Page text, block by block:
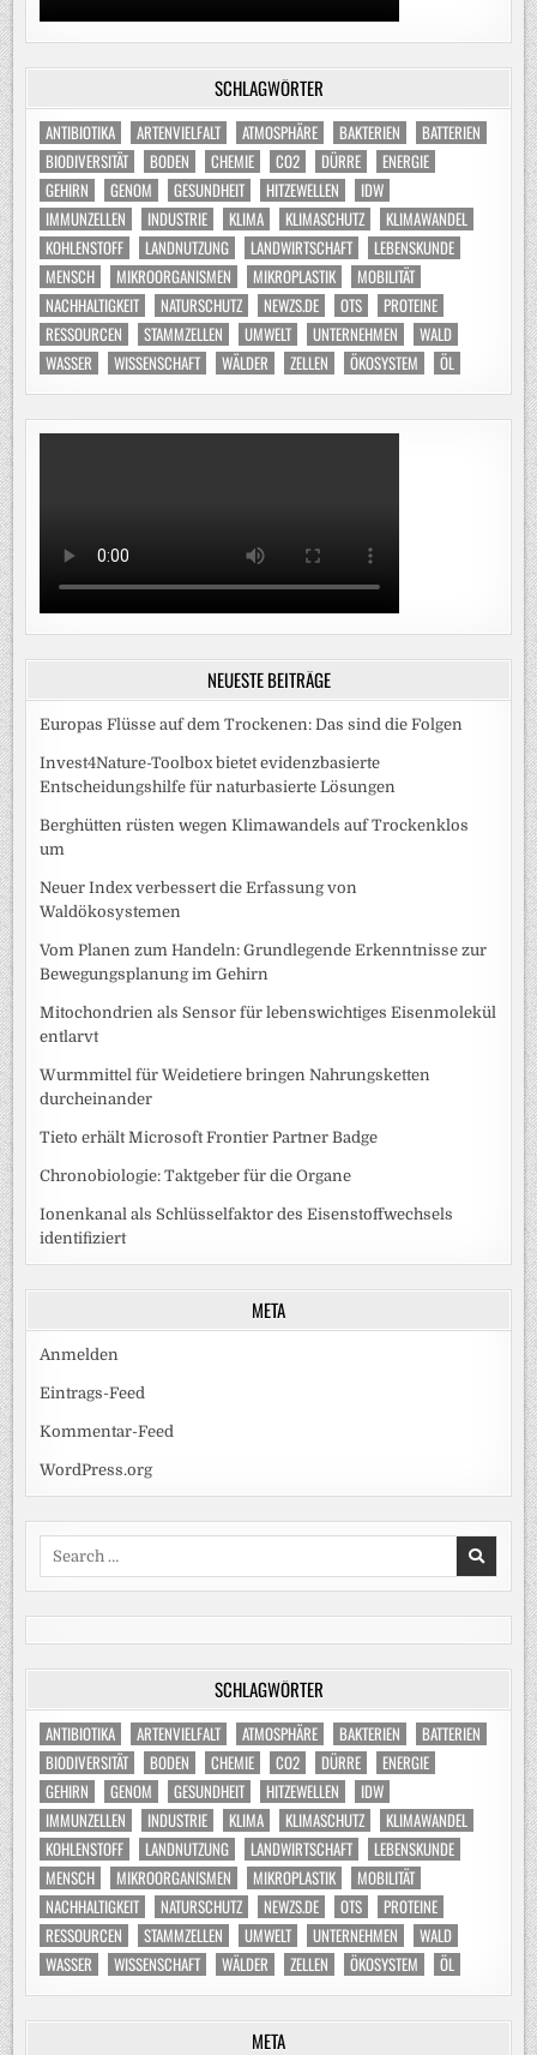
SCHLAGWÖRTER
ANTIBIOTIKA ARTENVIELFALT ATMOSPHÄRE BAKTERIEN
BATTERIEN
BIODIVERSITÄT
BODEN CHEMIE CO2 DÜRRE
ENERGIE
GEHIRN
GENOM GESUNDHEIT HITZEWELLEN
IDW
IMMUNZELLEN
INDUSTRIE KLIMA KLIMASCHUTZ
KLIMAWANDEL
KOHLENSTOFF
LANDNUTZUNG LANDWIRTSCHAFT
LEBENSKUNDE
MENSCH
MIKROORGANISMEN MIKROPLASTIK
MOBILITÄT
NACHHALTIGKEIT
NATURSCHUTZ NEWZS.DE OTS
PROTEINE
RESSOURCEN
STAMMZELLEN UMWELT UNTERNEHMEN
WALD
WASSER
WISSENSCHAFT WÄLDER ZELLEN ÖKOSYSTEM ÖL
NEUESTE BEITRÄGE
Europas Flüsse auf dem Trockenen: Das sind die Folgen
Invest4Nature-Toolbox bietet evidenzbasierte
Entscheidungshilfe für naturbasierte Lösungen
Berghütten rüsten wegen Klimawandels auf Trockenklos
um
Neuer Index verbessert die Erfassung von
Waldökosystemen
Vom Planen zum Handeln: Grundlegende Erkenntnisse zur
Bewegungsplanung im Gehirn
Mitochondrien als Sensor für lebenswichtiges Eisenmolekül
entlarvt
Wurmmittel für Weidetiere bringen Nahrungsketten
durcheinander
Tieto erhält Microsoft Frontier Partner Badge
Chronobiologie: Taktgeber für die Organe
Ionenkanal als Schlüsselfaktor des Eisenstoffwechsels
identifiziert
META
Anmelden
Eintrags-Feed
Kommentar-Feed
WordPress.org
SCHLAGWÖRTER
ANTIBIOTIKA ARTENVIELFALT ATMOSPHÄRE BAKTERIEN
BATTERIEN
BIODIVERSITÄT
BODEN CHEMIE CO2 DÜRRE
ENERGIE
GEHIRN
GENOM GESUNDHEIT HITZEWELLEN
IDW
IMMUNZELLEN
INDUSTRIE KLIMA KLIMASCHUTZ
KLIMAWANDEL
KOHLENSTOFF
LANDNUTZUNG LANDWIRTSCHAFT
LEBENSKUNDE
MENSCH
MIKROORGANISMEN MIKROPLASTIK
MOBILITÄT
NACHHALTIGKEIT
NATURSCHUTZ NEWZS.DE OTS
PROTEINE
RESSOURCEN
STAMMZELLEN UMWELT UNTERNEHMEN
WALD
WASSER
WISSENSCHAFT WÄLDER ZELLEN ÖKOSYSTEM ÖL
META